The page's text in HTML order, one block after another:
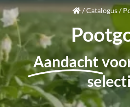
/Catalogus/
Aandacht